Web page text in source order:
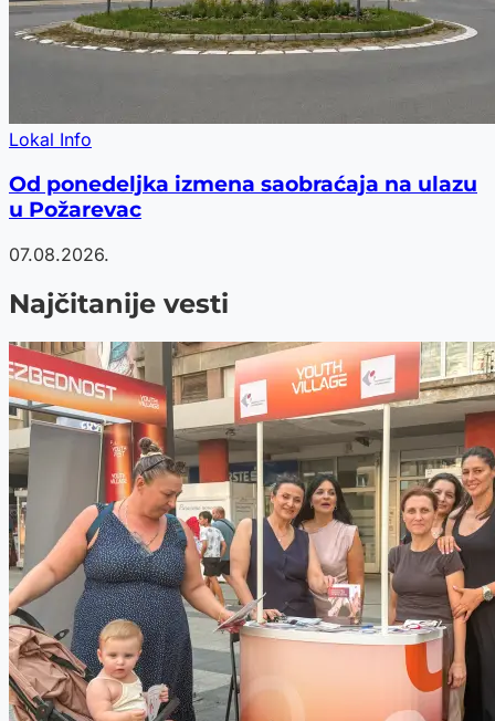
Lokal Info
Od ponedeljka izmena saobraćaja na ulazu
u Požarevac
07.08.2026.
Najčitanije vesti